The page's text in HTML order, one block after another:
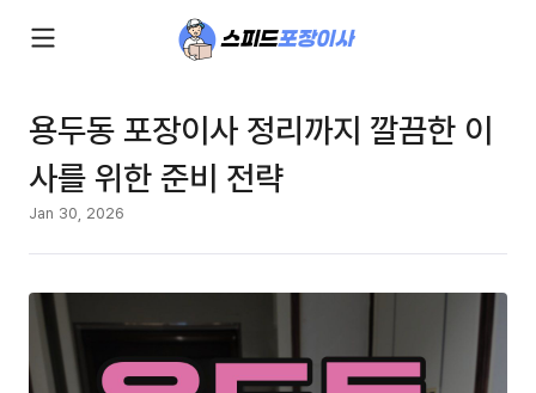
용두동 포장이사 정리까지 깔끔한 이
사를 위한 준비 전략
Jan 30, 2026